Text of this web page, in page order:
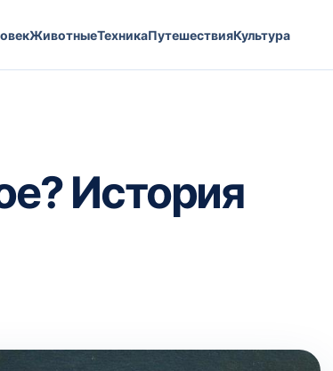
ЖивотныеТехникаПутешествияКультура
История